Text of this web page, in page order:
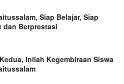
Siap Belajar, Siap
dan Berprestasi
Inilah Kegembiraan Siswa